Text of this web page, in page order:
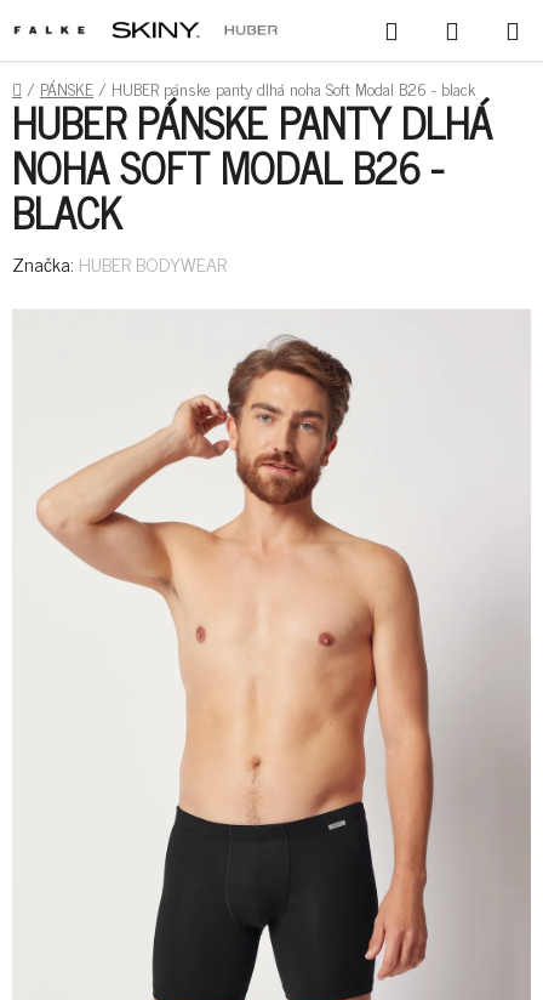
NA
OBSAH
HĽADAŤ
KOŠÍK
DOMOV
/ PÁNSKE/ HUBER pánske panty dlhá noha Soft Modal B26 - black
HUBER PÁNSKE PANTY DLHÁ
NOHA SOFT MODAL B26 -
BLACK
Značka: HUBER BODYWEAR